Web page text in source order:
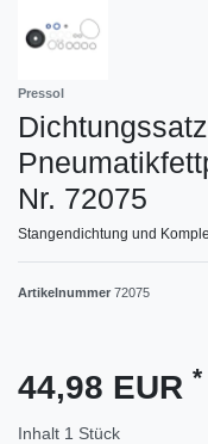
Pressol
Nr. 72075
Stangendichtung und
Artikelnummer 72075
44,98 EUR *
Inhalt 1 Stück